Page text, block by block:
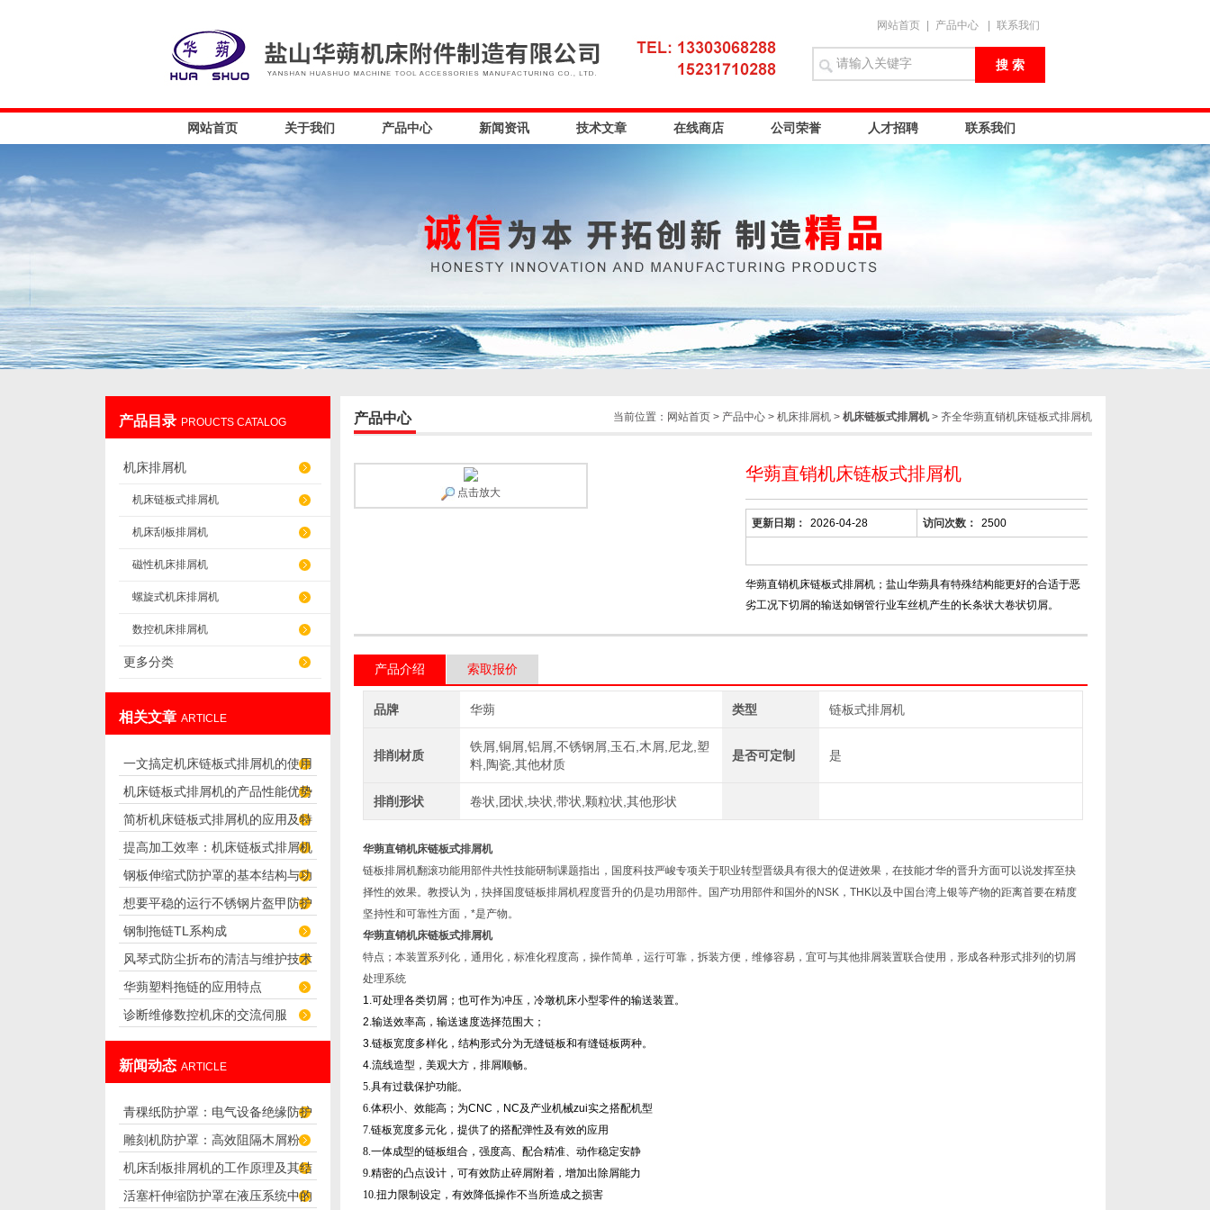
网站首页 产品中心 联系我们
网站首页 关于我们 产品中心 新闻资讯 技术文章 在线商店 公司荣誉 人才招聘 联系我们
产品目录 PROUCTS CATALOG
机床排屑机
机床链板式排屑机
机床刮板排屑机
磁性机床排屑机
螺旋式机床排屑机
数控机床排屑机
更多分类
相关文章 ARTICLE
一文搞定机床链板式排屑机的使用
方法
机床链板式排屑机的产品性能优势
及用途
简析机床链板式排屑机的应用及特
点
提高加工效率：机床链板式排屑机
的优势分析
钢板伸缩式防护罩的基本结构与功
能介绍
想要平稳的运行不锈钢片盔甲防护
罩，我们需要先了解下这些情况
钢制拖链TL系构成
风琴式防尘折布的清洁与维护技术
华蒴塑料拖链的应用特点
诊断维修数控机床的交流伺服
新闻动态 ARTICLE
青稞纸防护罩：电气设备绝缘防护
专用方案
雕刻机防护罩：高效阻隔木屑粉
尘，守护设备精度与安全
机床刮板排屑机的工作原理及其结
构分析
活塞杆伸缩防护罩在液压系统中的
当前位置： 网站首页> 产品中心> 机床排屑机> 机床链板式排屑机> 齐全华蒴直销机床链板式排屑机
产品中心
华蒴直销机床链板式排屑机
更新日期： 2026-04-28 访问次数： 2500
华蒴直销机床链板式排屑机；盐山华蒴具有特殊结构能更好的合适于恶
劣工况下切屑的输送如钢管行业车丝机产生的长条状大卷状切屑。
点击放大
产品介绍 索取报价
品牌 华蒴 类型 链板式排屑机
排削材质
铁屑,铜屑,铝屑,不锈钢屑,玉石,木屑,尼龙,塑
料,陶瓷,其他材质
是否可定制 是
排削形状 卷状,团状,块状,带状,颗粒状,其他形状
华蒴直销机床链板式排屑机
链板排屑机翻滚功能用部件共性技能研制课题指出，国度科技严峻专项关于职业转型晋级具有很大的促进效果，在技能才华的晋升方面可以说发挥至抉
择性的效果。教授认为，抉择国度链板排屑机程度晋升的仍是功用部件。国产功用部件和国外的NSK，THK以及中国台湾上银等产物的距离首要在精度
坚持性和可靠性方面，*是产物。
华蒴直销机床链板式排屑机
特点；本装置系列化，通用化，标准化程度高，操作简单，运行可靠，拆装方便，维修容易，宜可与其他排屑装置联合使用，形成各种形式排列的切屑
处理系统
1.可处理各类切屑；也可作为冲压，冷墩机床小型零件的输送装置。
2.输送效率高，输送速度选择范围大；
3.链板宽度多样化，结构形式分为无缝链板和有缝链板两种。
4.流线造型，美观大方，排屑顺畅。
5.具有过载保护功能。
6.体积小、效能高；为CNC，NC及产业机械zui实之搭配机型
7.链板宽度多元化，提供了的搭配弹性及有效的应用
8.一体成型的链板组合，强度高、配合精准、动作稳定安静
9.精密的凸点设计，可有效防止碎屑附着，增加出除屑能力
10.扭力限制设定，有效降低操作不当所造成之损害